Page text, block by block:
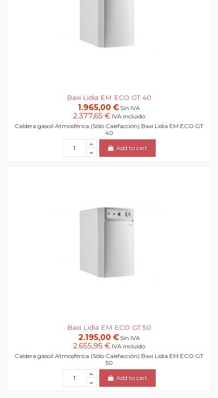
Baxi Lidia EM ECO GT 40
1.965,00 € Sin IVA
2.377,65 € IVA incluido
Caldera gasoil Atmosférica (Sólo Calefacción) Baxi Lidia EM ECO GT
40
Add to cart
Baxi Lidia EM ECO GT 50
2.195,00 € Sin IVA
2.655,95 € IVA incluido
Caldera gasoil Atmosférica (Sólo Calefacción) Baxi Lidia EM ECO GT
50
Add to cart